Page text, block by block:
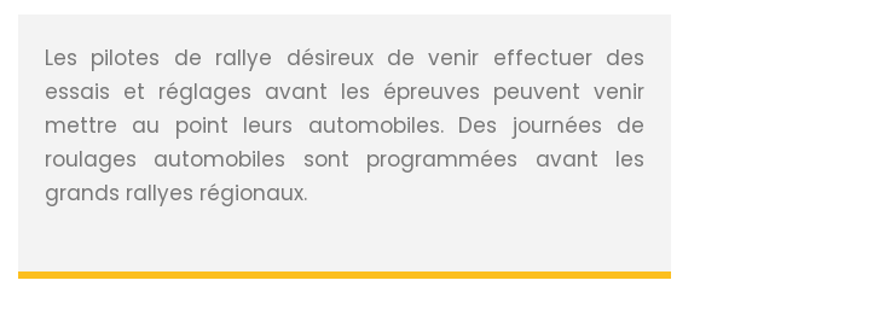
Les pilotes de rallye désireux de venir effectuer des
essais et réglages avant les épreuves peuvent venir
mettre au point leurs automobiles. Des journées de
roulages automobiles sont programmées avant les
grands rallyes régionaux.